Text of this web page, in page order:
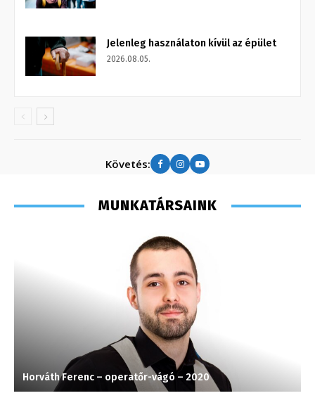
Jelenleg használaton kívül az épület
2026.08.05.
Követés:
MUNKATÁRSAINK
Horváth Ferenc – operatőr-vágó – 2020